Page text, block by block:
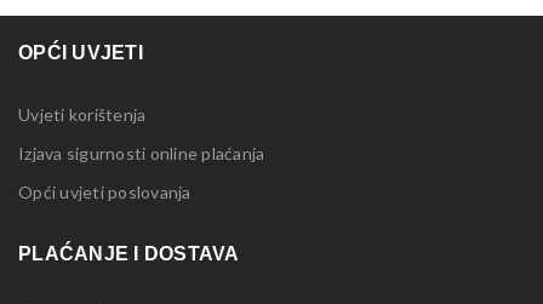
OPĆI UVJETI
Uvjeti korištenja
Izjava sigurnosti online plaćanja
Opći uvjeti poslovanja
PLAĆANJE I DOSTAVA